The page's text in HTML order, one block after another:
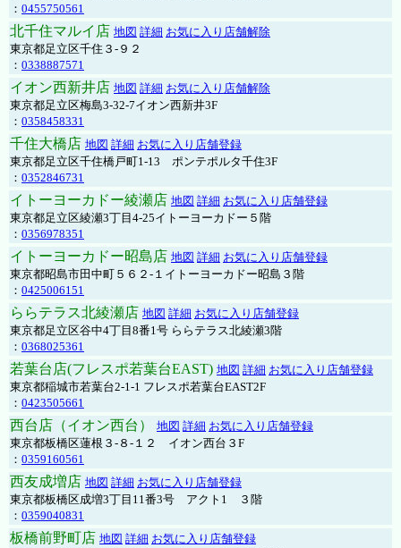
： 0455750561
北千住マルイ店 地図 詳細 お気に入り店舗解除
東京都足立区千住３-９２
： 0338887571
イオン西新井店 地図 詳細 お気に入り店舗解除
東京都足立区梅島3-32-7イオン西新井3F
： 0358458331
千住大橋店 地図 詳細 お気に入り店舗登録
東京都足立区千住橋戸町1-13 ポンテポルタ千住3F
： 0352846731
イトーヨーカドー綾瀬店 地図 詳細 お気に入り店舗登録
東京都足立区綾瀬3丁目4-25イトーヨーカドー５階
： 0356978351
イトーヨーカドー昭島店 地図 詳細 お気に入り店舗登録
東京都昭島市田中町５６２-１イトーヨーカドー昭島３階
： 0425006151
ららテラス北綾瀬店 地図 詳細 お気に入り店舗登録
東京都足立区谷中4丁目8番1号 ららテラス北綾瀬3階
： 0368025361
若葉台店(フレスポ若葉台EAST) 地図 詳細 お気に入り店舗登録
東京都稲城市若葉台2-1-1 フレスポ若葉台EAST2F
： 0423505661
西台店（イオン西台） 地図 詳細 お気に入り店舗登録
東京都板橋区蓮根３-８-１２ イオン西台３F
： 0359160561
西友成増店 地図 詳細 お気に入り店舗登録
東京都板橋区成増3丁目11番3号 アクト1 ３階
： 0359040831
板橋前野町店 地図 詳細 お気に入り店舗登録